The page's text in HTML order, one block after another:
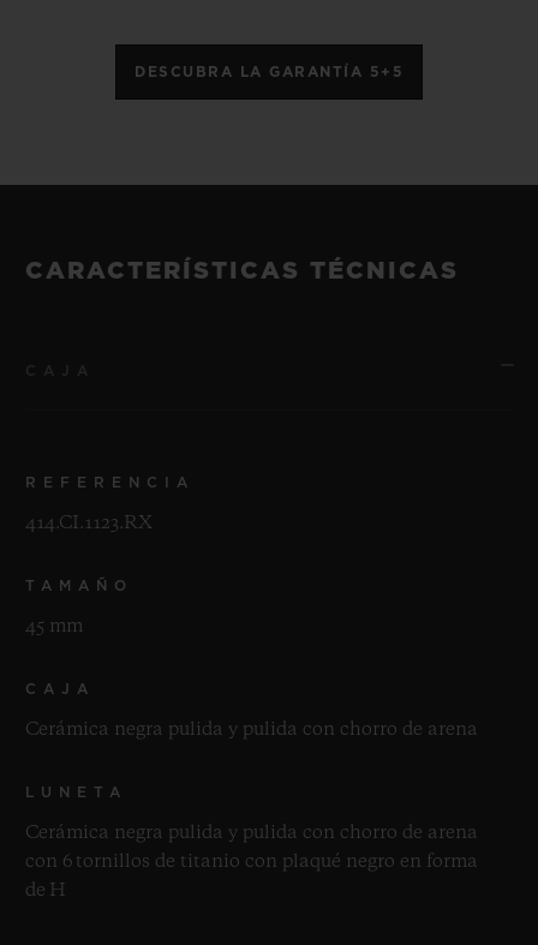
DESCUBRA LA GARANTÍA 5+5
CARACTERÍSTICAS TÉCNICAS
REFERENCIA
414.CI.1123.RX
TAMAÑO
45 mm
CAJA
Cerámica negra pulida y pulida con chorro de arena
LUNETA
Cerámica negra pulida y pulida con chorro de arena
con 6 tornillos de titanio con plaqué negro en forma
de H